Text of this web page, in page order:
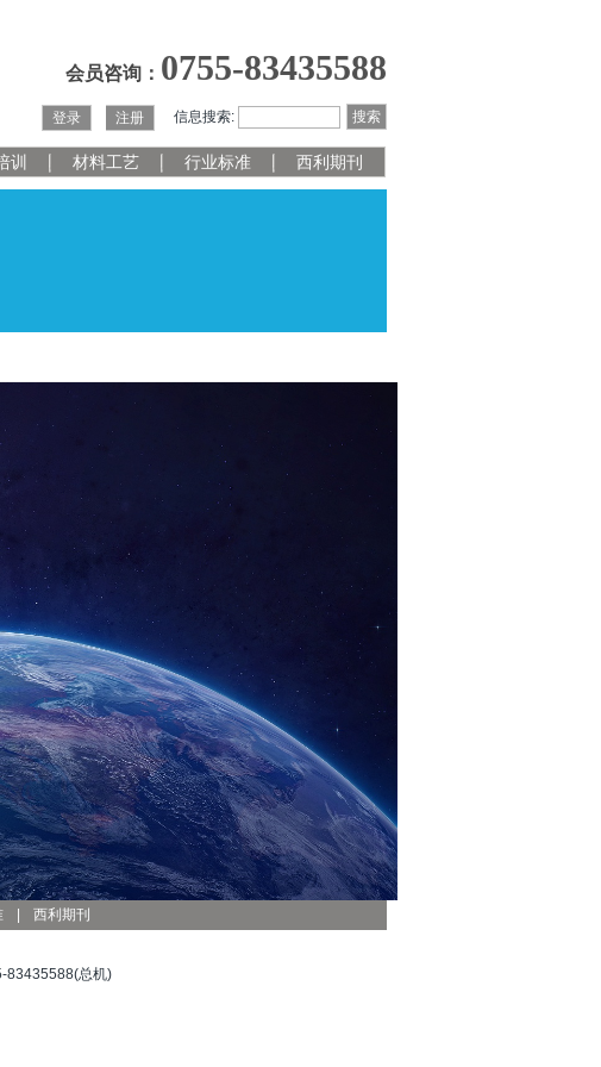
会员咨询： 0755-83435588
信息搜索: 搜索
登录 注册
训 材料工艺 行业标准 西利期刊
| 西利期刊
83435588(总机)